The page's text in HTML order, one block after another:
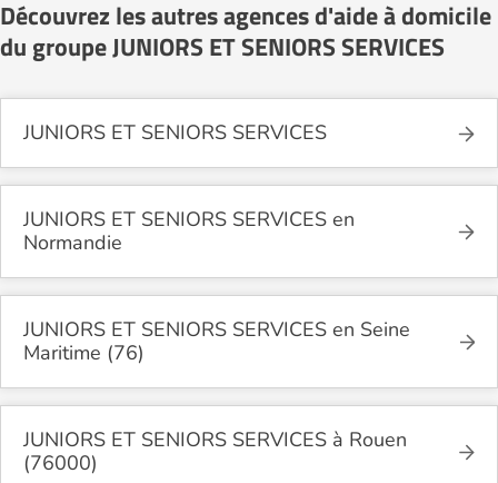
Découvrez les autres agences d'aide à domicile
du groupe JUNIORS ET SENIORS SERVICES
JUNIORS ET SENIORS SERVICES
JUNIORS ET SENIORS SERVICES en
Normandie
JUNIORS ET SENIORS SERVICES en Seine
Maritime (76)
JUNIORS ET SENIORS SERVICES à Rouen
(76000)